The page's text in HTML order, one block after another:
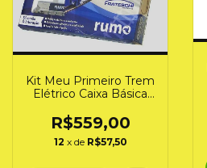
Kit Meu Primeiro Trem
Elétrico Caixa Básica
(6526)
R$559,00
12 x de R$57,50